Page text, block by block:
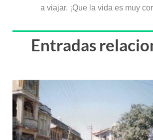
a viajar. ¡Que la vida es muy
Entradas